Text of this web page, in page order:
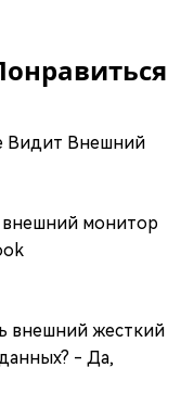
Видит Внешний
внешний монитор
внешний жесткий
- Да,